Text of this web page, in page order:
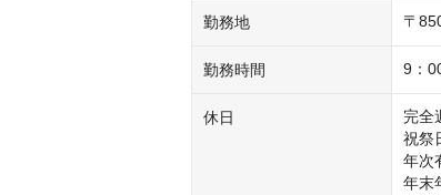
勤務地 〒
勤務時間 9：
休日
完全
祝祭
年次
年末